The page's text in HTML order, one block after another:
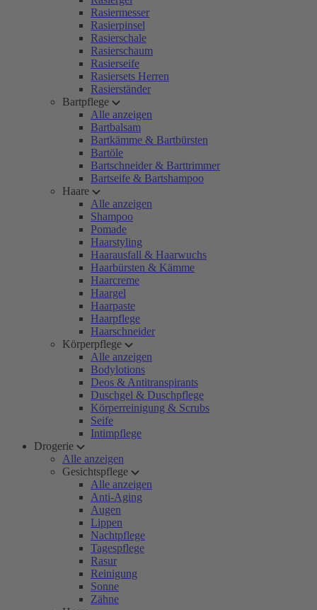
Rasiermesser
Rasierpinsel
Rasierschale
Rasierschaum
Rasierseife
Rasiersets Herren
Rasierständer
Bartpflege
Alle anzeigen
Bartbalsam
Bartkämme & Bartbürsten
Bartöle
Bartschneider & Barttrimmer
Bartseife & Bartshampoo
Haare
Alle anzeigen
Shampoo
Pomade
Haarstyling
Haarausfall & Haarwuchs
Haarbürsten & Kämme
Haarcreme
Haargel
Haarpaste
Haarpflege
Haarschneider
Körperpflege
Alle anzeigen
Bodylotions
Deos & Antitranspirants
Duschgel & Duschpflege
Körperreinigung & Scrubs
Seife
Intimpflege
Drogerie
Alle anzeigen
Gesichtspflege
Alle anzeigen
Anti-Aging
Augen
Lippen
Nachtpflege
Tagespflege
Rasur
Reinigung
Sonne
Zähne